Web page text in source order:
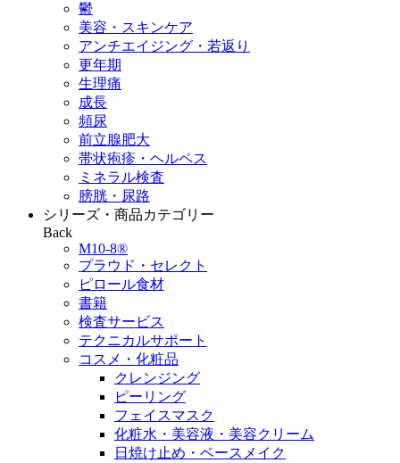
鬱
美容・スキンケア
アンチエイジング・若返り
更年期
生理痛
成長
頻尿
前立腺肥大
帯状疱疹・ヘルペス
ミネラル検査
膀胱・尿路
シリーズ・商品カテゴリー
Back
M10-8®
プラウド・セレクト
ピロール食材
書籍
検査サービス
テクニカルサポート
コスメ・化粧品
クレンジング
ピーリング
フェイスマスク
化粧水・美容液・美容クリーム
日焼け止め・ベースメイク